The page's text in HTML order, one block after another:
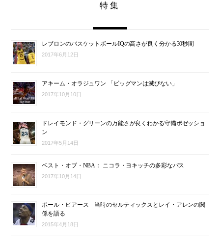
特集
レブロンのバスケットボールIQの高さが良く分かる30秒間
2017年6月12日
アキーム・オラジュワン 「ビッグマンは滅びない」
2017年10月10日
ドレイモンド・グリーンの万能さが良くわかる守備ポゼッショ
ン
2017年5月14日
ベスト・オブ・NBA： ニコラ・ヨキッチの多彩なパス
2017年10月14日
ポール・ピアース 当時のセルティックスとレイ・アレンの関
係を語る
2015年4月18日